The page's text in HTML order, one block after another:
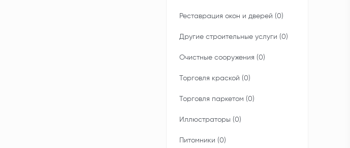
Реставрация окон и дверей (0)
Другие строительные услуги (0)
Очистные сооружения (0)
Торговля краской (0)
Торговля паркетом (0)
Иллюстраторы (0)
Питомники (0)